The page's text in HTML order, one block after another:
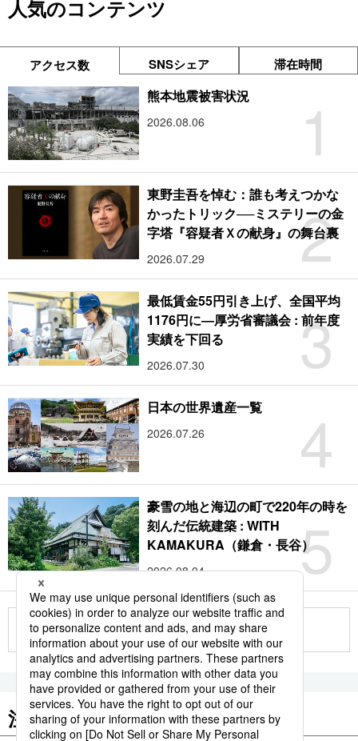
人気のコンテンツ
アクセス数 SNSシェア 滞在時間
1
熊本地震被害状況
2026.08.06
2
東野圭吾を悼む：誰も考えつかな
かったトリック──ミステリーの金
字塔『容疑者Ｘの献身』の舞台裏
2026.07.29
3
最低賃金55円引き上げ、全国平均
1176円に―厚労省審議会 : 前年度
実績を下回る
2026.07.30
4
日本の世界遺産一覧
2026.07.26
5
豪雪の地と海辺の町で220年の時を
刻んだ伝統建築 : WITH
KAMAKURA（鎌倉・長谷）
2026.08.04
もっと見る
注目のキーワード